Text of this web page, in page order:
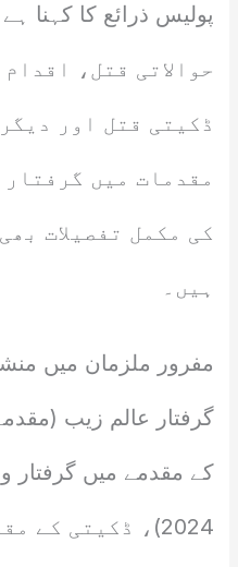
حوالاتی قتل،
ڈکیتی قتل اور
مقدمات میں
کی مکمل تفصیلات
ہیں۔
مفرور ملزمان میں
کے مقدمے میں گرفتار
2024)، ڈکیتی کے